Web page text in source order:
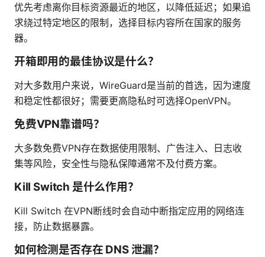
优先考虑离你目标资源最近的地区，以降低延迟；如果追
求绕过特定地区的限制，选择目标内容所在国家的服务
器。
开箱即用的最佳协议是什么？
对大多数用户来说，WireGuard是当前的首选，因为速度
和稳定性都很好；需要更高隐私时可选择OpenVPN。
免费VPN靠谱吗？
大多数免费VPN存在数据使用限制、广告注入、日志收
集等风险，安全性与隐私保障通常不及付费方案。
Kill Switch 是什么作用？
Kill Switch 在VPN断线时会自动中断指定应用的网络连
接，防止数据暴露。
如何检测是否存在 DNS 泄漏？